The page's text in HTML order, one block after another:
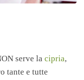
serve la cipria,
tante e tutte